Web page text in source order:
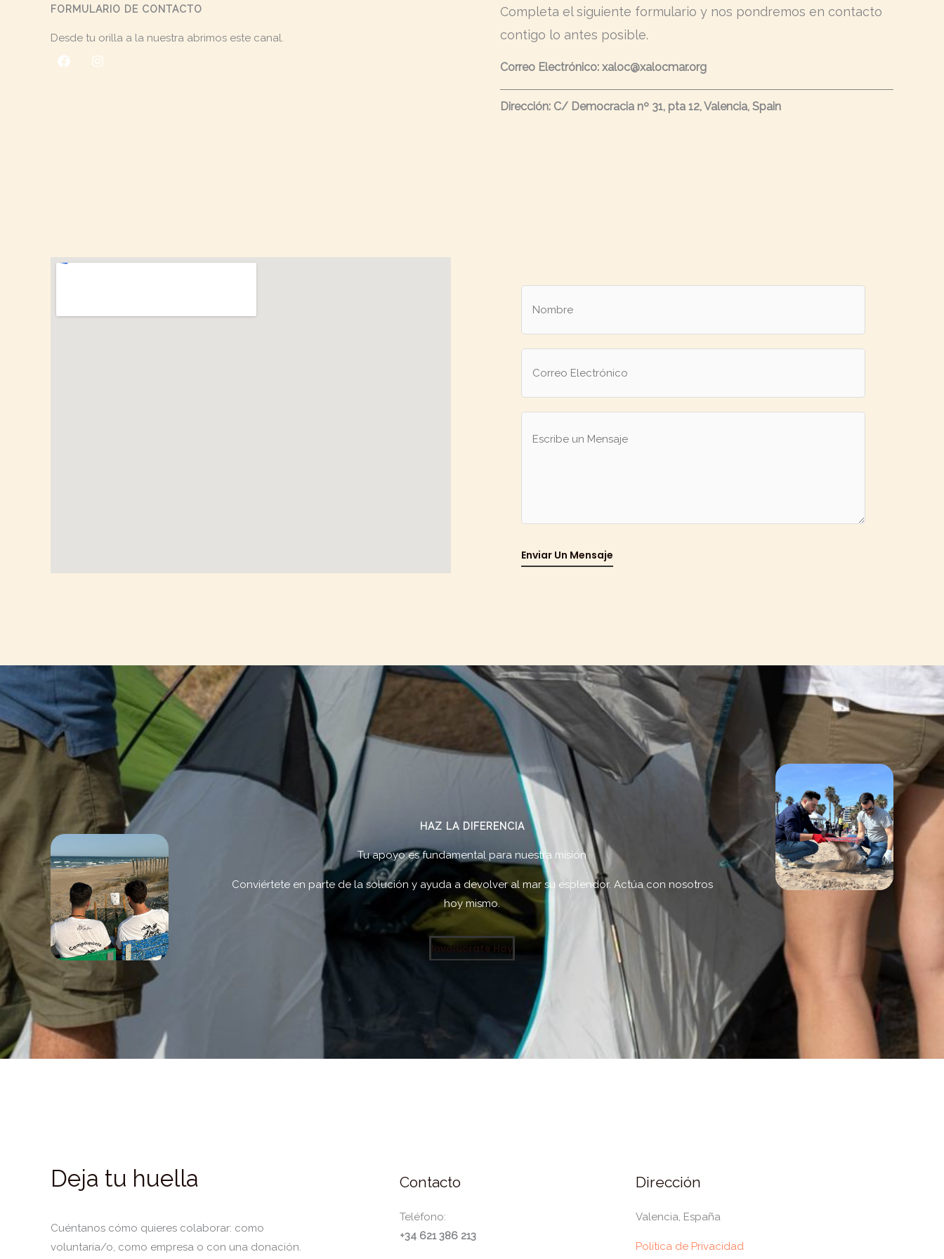
FORMULARIO DE CONTACTO
Desde tu orilla a la nuestra abrimos este canal.
Completa el siguiente formulario y nos pondremos en contacto
contigo lo antes posible.
Correo Electrónico: xaloc@xalocmar.org
Dirección: C/ Democracia nº 31, pta 12, Valencia, Spain
Enviar Un Mensaje
HAZ LA DIFERENCIA
Tu apoyo es fundamental para nuestra misión
Conviértete en parte de la solución y ayuda a devolver al mar su esplendor. Actúa con nosotros
hoy mismo.
Involúcrate Hoy
Deja tu huella
Cuéntanos cómo quieres colaborar: como
voluntaria/o, como empresa o con una donación.
Contacto
Teléfono:
+34 621 386 213
Dirección
Valencia, España
Política de Privacidad